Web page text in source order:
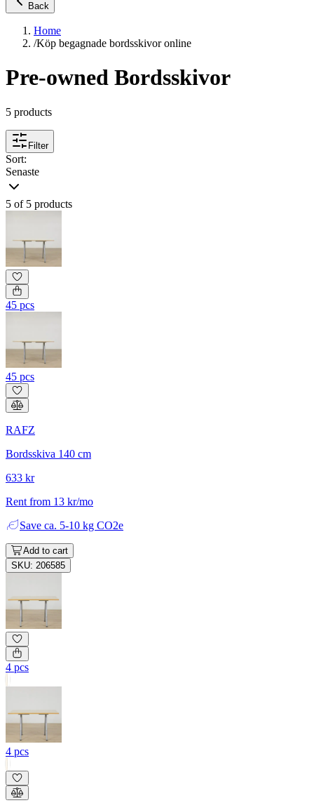
Back
Home
/Köp begagnade bordsskivor online
Pre-owned Bordsskivor
5 products
Filter
Sort:
Senaste
5 of 5 products
45 pcs
45 pcs
RAFZ
Bordsskiva 140 cm
633 kr
Rent from 13 kr/mo
Save ca. 5-10 kg CO2e
Add to cart
SKU: 206585
4 pcs
4 pcs